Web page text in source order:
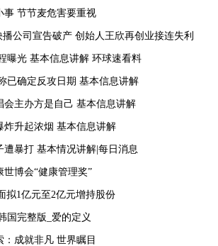
事 节节麦危害要重视
播公司宣告破产 创始人王欣再创业接连失利
曝光 基本信息讲解 环球速看料
已确定反攻日期 基本信息讲解
会主办方是自己 基本信息讲解
炸升起浓烟 基本信息讲解
遭暴打 基本情况讲解|每日消息
博会“健康管理奖”
拟1亿元至2亿元增持股份
国完整版_爱的定义
成就非凡 世界瞩目